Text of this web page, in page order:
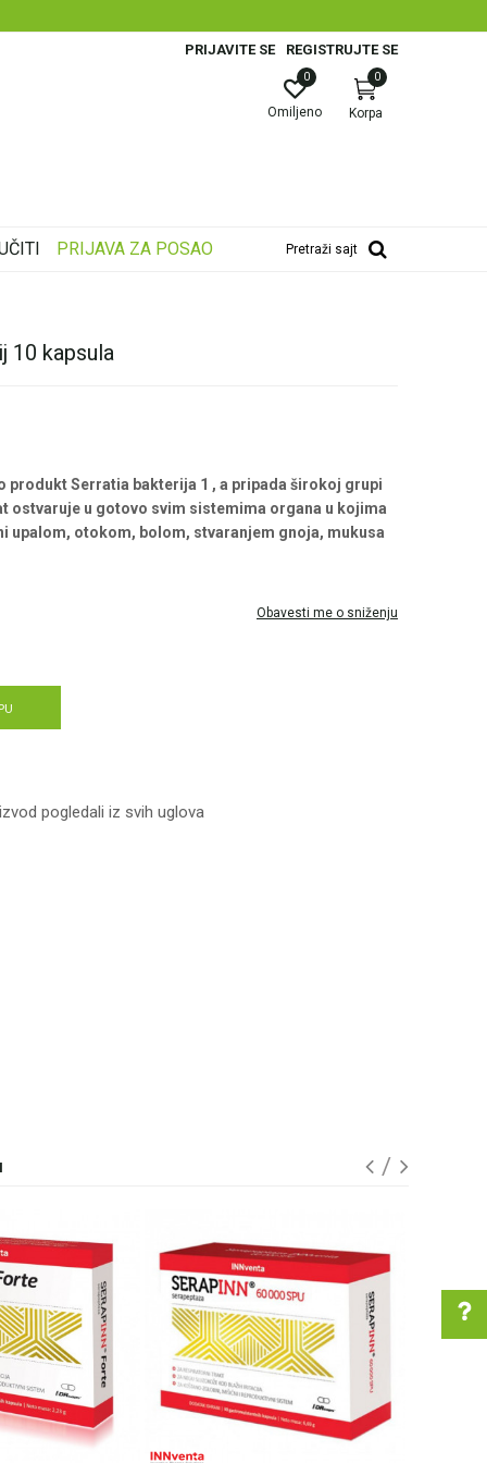
PRIJAVITE SE REGISTRUJTE SE
Korpa
0
Omiljeno
0
PRIJAVA ZA POSAO Pretraži sajt
10 kapsula
produkt Serratia bakterija 1 , a pripada širokoj grupi
ostvaruje u gotovo svim sistemima organa u kojima
upalom, otokom, bolom, stvaranjem gnoja, mukusa
Obavesti me o sniženju
pogledali iz svih uglova
Pomoć pri kupovini